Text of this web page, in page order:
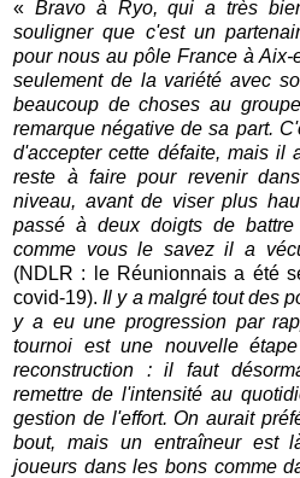
« Bravo à Ryo, qui a très
souligner que c'est un
pour nous au pôle France à
seulement de la variété avec
beaucoup de choses au
remarque négative de sa part.
d'accepter cette défaite, mais il
reste à faire pour revenir
niveau, avant de viser plus
passé à deux doigts de
comme vous le savez il a
(NDLR : le Réunionnais a été
covid-19). Il y a malgré tout des
y a eu une progression par
tournoi est une nouvelle
reconstruction : il faut
remettre de l'intensité au
gestion de l'effort. On aurait
bout, mais un entraîneur est
joueurs dans les bons comme